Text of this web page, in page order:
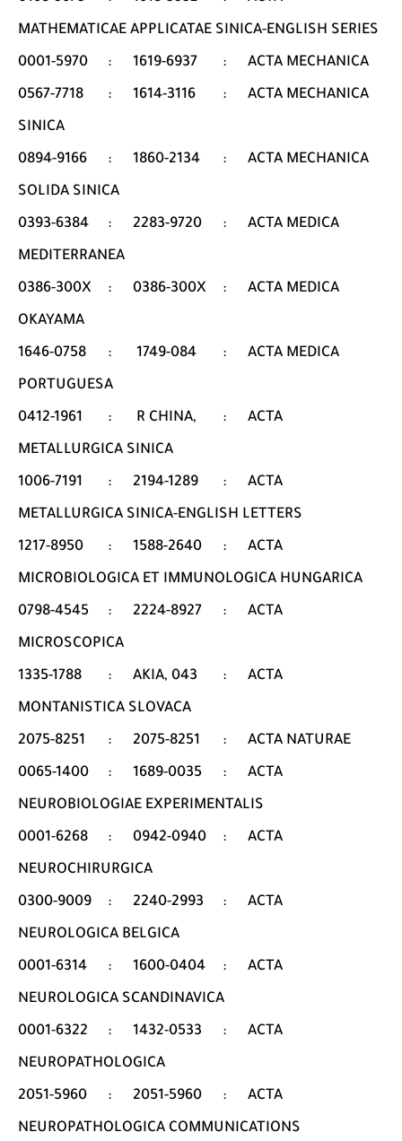
MATHEMATICAE APPLICATAE SINICA-ENGLISH SERIES
0001-5970
: 1619-6937 :
ACTA MECHANICA
0567-7718
: 1614-3116 :
ACTA MECHANICA
SINICA
0894-9166
: 1860-2134 :
ACTA MECHANICA
SOLIDA SINICA
0393-6384
: 2283-9720 :
ACTA MEDICA
MEDITERRANEA
0386-300X
: 0386-300X :
ACTA MEDICA
OKAYAMA
1646-0758
: 1749-084 :
ACTA MEDICA
PORTUGUESA
0412-1961
: R CHINA, :
ACTA
METALLURGICA SINICA
1006-7191
: 2194-1289 :
ACTA
METALLURGICA SINICA-ENGLISH LETTERS
1217-8950
: 1588-2640 :
ACTA
MICROBIOLOGICA ET IMMUNOLOGICA HUNGARICA
0798-4545
: 2224-8927 :
ACTA
MICROSCOPICA
1335-1788
: AKIA, 043 :
ACTA
MONTANISTICA SLOVACA
2075-8251
: 2075-8251 :
ACTA NATURAE
0065-1400
: 1689-0035 :
ACTA
NEUROBIOLOGIAE EXPERIMENTALIS
0001-6268
: 0942-0940 :
ACTA
NEUROCHIRURGICA
0300-9009
: 2240-2993 :
ACTA
NEUROLOGICA BELGICA
0001-6314
: 1600-0404 :
ACTA
NEUROLOGICA SCANDINAVICA
0001-6322
: 1432-0533 :
ACTA
NEUROPATHOLOGICA
2051-5960
: 2051-5960 :
ACTA
NEUROPATHOLOGICA COMMUNICATIONS